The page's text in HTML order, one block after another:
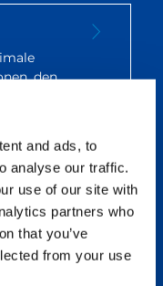
and ads, to
analyse our traffic.
use of our site with
partners who
that you’ve
from your use
den
ohne
es, den
Taster in
um